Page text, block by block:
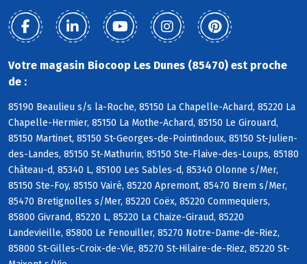
Votre magasin Biocoop Les Dunes (85470) est proche
de :
85190 Beaulieu s/s la-Roche, 85150 La Chapelle-Achard, 85220 La
Chapelle-Hermier, 85150 La Mothe-Achard, 85150 Le Girouard,
85150 Martinet, 85150 St-Georges-de-Pointindoux, 85150 St-Julien-
des-Landes, 85150 St-Mathurin, 85150 Ste-Flaive-des-Loups, 85180
Château-d, 85340 L, 85100 Les Sables-d, 85340 Olonne s/Mer,
85150 Ste-Foy, 85150 Vairé, 85220 Apremont, 85470 Brem s/Mer,
85470 Bretignolles s/Mer, 85220 Coëx, 85220 Commequiers,
85800 Givrand, 85220 L, 85220 La Chaize-Giraud, 85220
Landevieille, 85800 Le Fenouiller, 85270 Notre-Dame-de-Riez,
85800 St-Gilles-Croix-de-Vie, 85270 St-Hilaire-de-Riez, 85220 St-